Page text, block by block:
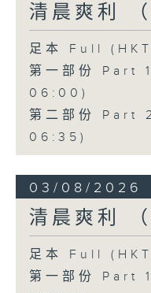
清晨爽利
足本 Full
第一部份 Part
06:00)
第二部份 Part
06:35)
03/08/2026
清晨爽利
足本 Full
第一部份 Part